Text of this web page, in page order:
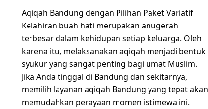
Aqiqah Bandung dengan Pilihan Paket Variatif
Kelahiran buah hati merupakan anugerah
terbesar dalam kehidupan setiap keluarga. Oleh
karena itu, melaksanakan aqiqah menjadi bentuk
syukur yang sangat penting bagi umat Muslim.
Jika Anda tinggal di Bandung dan sekitarnya,
memilih layanan aqiqah Bandung yang tepat akan
memudahkan perayaan momen istimewa ini.